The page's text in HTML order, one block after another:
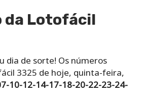
da Lotofácil
dia de sorte! Os números
3325 de hoje, quinta-feira,
10-12-14-17-18-20-22-23-24-